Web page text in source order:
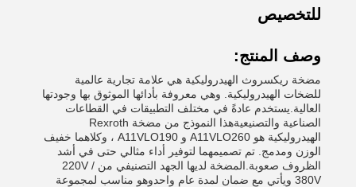
للتخصيص
وصف المنتج:
مضخة ريكسروث الهيدروليكية هي علامة تجارية عالمية
للضخات الهيدروليكية. وهي معروفة بأدائها الموثوق بها وجودتها
العالية.يستخدم عادةً في مختلف التطبيقات في القطاعات
الصناعية والتصنيعيةهذا النموذج من مضخة Rexroth
الهيدروليكية هو A11VLO260 و A11VLO190 ، وكلاهما خفيف
الوزن ومدمج. تم تصميمهما لتوفير أداء مثالي حتى في أشد
الظروف صعوبة.المضخة لديها الجهد التصنيفي من 220V /
380V ويأتي مع ضمان لمدة عام واحدوهو مناسب لمجموعة